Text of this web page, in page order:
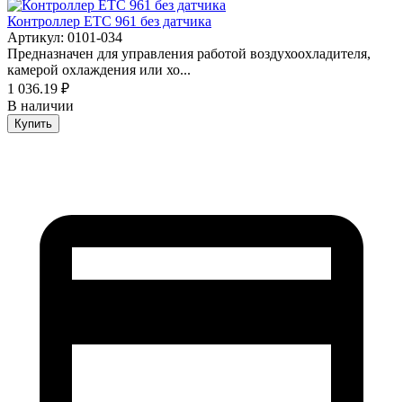
Контроллер ETC 961 без датчика
Артикул: 0101-034
Предназначен для управления работой воздухоохладителя,
камерой охлаждения или хо...
1 036.19 ₽
В наличии
Купить